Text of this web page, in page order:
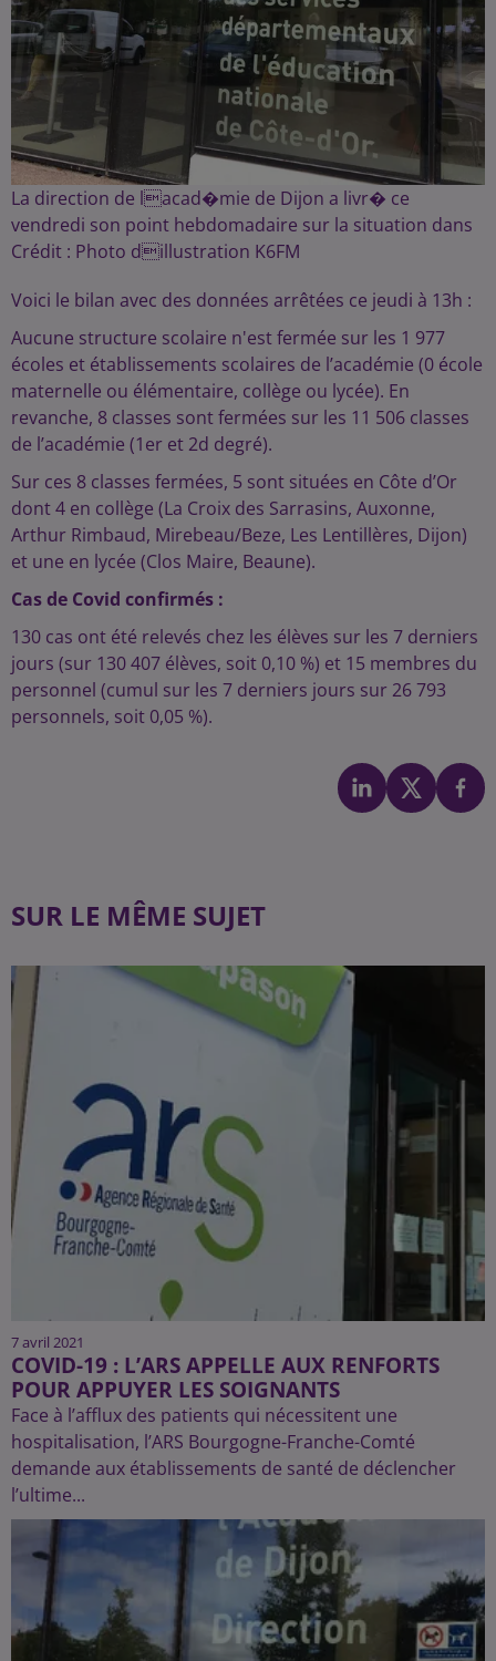
La direction de lacad�mie de Dijon a livr� ce
vendredi son point hebdomadaire sur la situation dans
Crédit : Photo dillustration K6FM
Voici le bilan avec des données arrêtées ce jeudi à 13h :
Aucune structure scolaire n'est fermée sur les 1 977
écoles et établissements scolaires de l’académie (0 école
maternelle ou élémentaire, collège ou lycée). En
revanche, 8 classes sont fermées sur les 11 506 classes
de l’académie (1er et 2d degré).
Sur ces 8 classes fermées, 5 sont situées en Côte d’Or
dont 4 en collège (La Croix des Sarrasins, Auxonne,
Arthur Rimbaud, Mirebeau/Beze, Les Lentillères, Dijon)
et une en lycée (Clos Maire, Beaune).
Cas de Covid confirmés :
130 cas ont été relevés chez les élèves sur les 7 derniers
jours (sur 130 407 élèves, soit 0,10 %) et 15 membres du
personnel (cumul sur les 7 derniers jours sur 26 793
personnels, soit 0,05 %).
SUR LE MÊME SUJET
7 avril 2021
COVID-19 : L’ARS APPELLE AUX RENFORTS
POUR APPUYER LES SOIGNANTS
Face à l’afflux des patients qui nécessitent une
hospitalisation, l’ARS Bourgogne-Franche-Comté
demande aux établissements de santé de déclencher
l’ultime...